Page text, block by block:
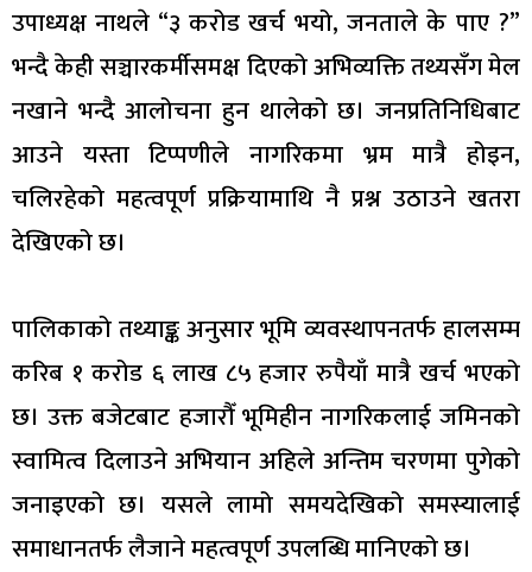
उपाध्यक्ष नाथले “३ करोड खर्च भयो, जनताले के पाए ?”
भन्दै केही सञ्चारकर्मीसमक्ष दिएको अभिव्यक्ति तथ्यसँग मेल
नखाने भन्दै आलोचना हुन थालेको छ। जनप्रतिनिधिबाट
आउने यस्ता टिप्पणीले नागरिकमा भ्रम मात्रै होइन,
चलिरहेको महत्वपूर्ण प्रक्रियामाथि नै प्रश्न उठाउने खतरा
देखिएको छ।
पालिकाको तथ्याङ्क अनुसार भूमि व्यवस्थापनतर्फ हालसम्म
करिब १ करोड ६ लाख ८५ हजार रुपैयाँ मात्रै खर्च भएको
छ। उक्त बजेटबाट हजारौँ भूमिहीन नागरिकलाई जमिनको
स्वामित्व दिलाउने अभियान अहिले अन्तिम चरणमा पुगेको
जनाइएको छ। यसले लामो समयदेखिको समस्यालाई
समाधानतर्फ लैजाने महत्वपूर्ण उपलब्धि मानिएको छ।